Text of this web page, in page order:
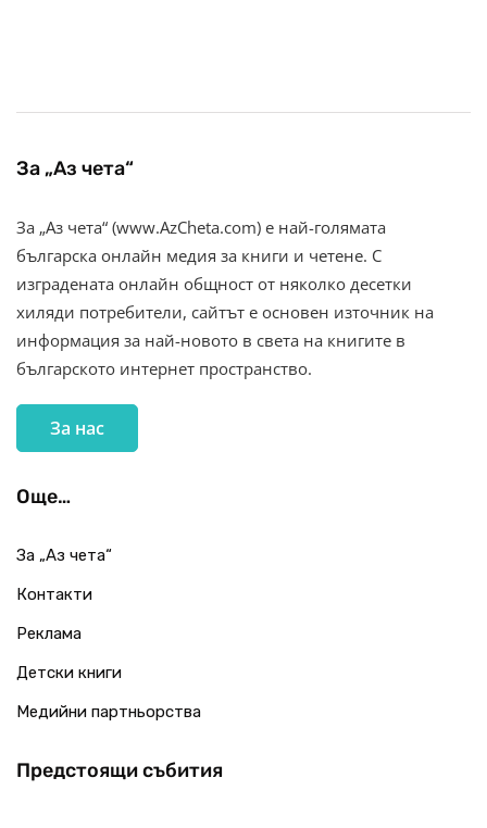
За „Аз чета“
За „Аз чета“ (www.AzCheta.com) е най-голямата
българска онлайн медия за книги и четене. С
изградената онлайн общност от няколко десетки
хиляди потребители, сайтът е основен източник на
информация за най-новото в света на книгите в
българското интернет пространство.
За нас
Още…
За „Аз чета“
Контакти
Реклама
Детски книги
Медийни партньорства
Предстоящи събития